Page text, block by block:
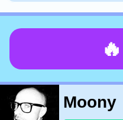
Moony